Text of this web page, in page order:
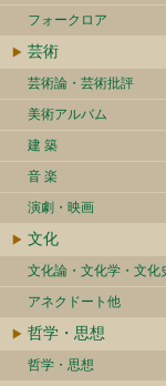
フォークロア
芸術
芸術論・芸術批評
美術アルバム
建 築
音 楽
演劇・映画
文化
文化論・文化学・文化
アネクドート他
哲学・思想
哲学・思想